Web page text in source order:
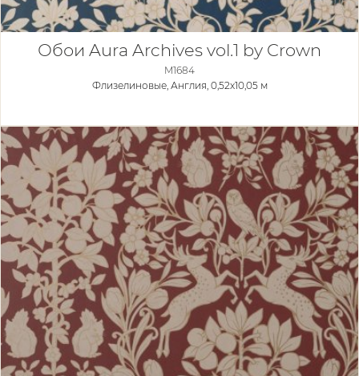
Обои Aura Archives vol.1 by Crown
M1684
Флизелиновые, Англия, 0,52x10,05 м